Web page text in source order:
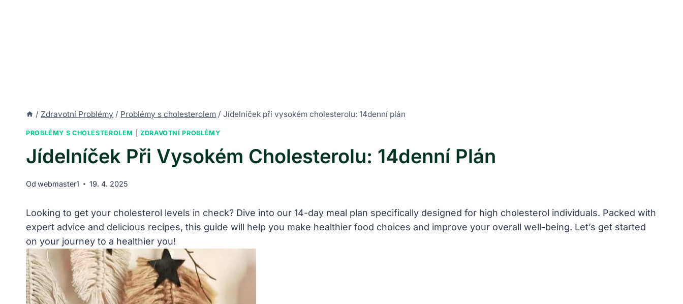
/ Zdravotní Problémy / Problémy s cholesterolem / Jídelníček při vysokém cholesterolu: 14denní plán
PROBLÉMY S CHOLESTEROLEM |ZDRAVOTNÍ PROBLÉMY
Jídelníček Při Vysokém Cholesterolu: 14denní Plán
Od webmaster1 19. 4. 2025
Looking to get your cholesterol levels in check? Dive into our 14-day meal plan specifically designed for high cholesterol individuals. Packed with
expert advice and delicious recipes, this guide will help you make healthier food choices and improve your overall well-being. Let’s get started
on your journey to a healthier you!